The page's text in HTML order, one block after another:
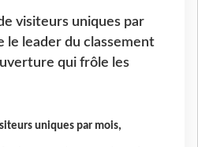
visiteurs uniques par
le leader du classement
qui frôle les
uniques par mois,